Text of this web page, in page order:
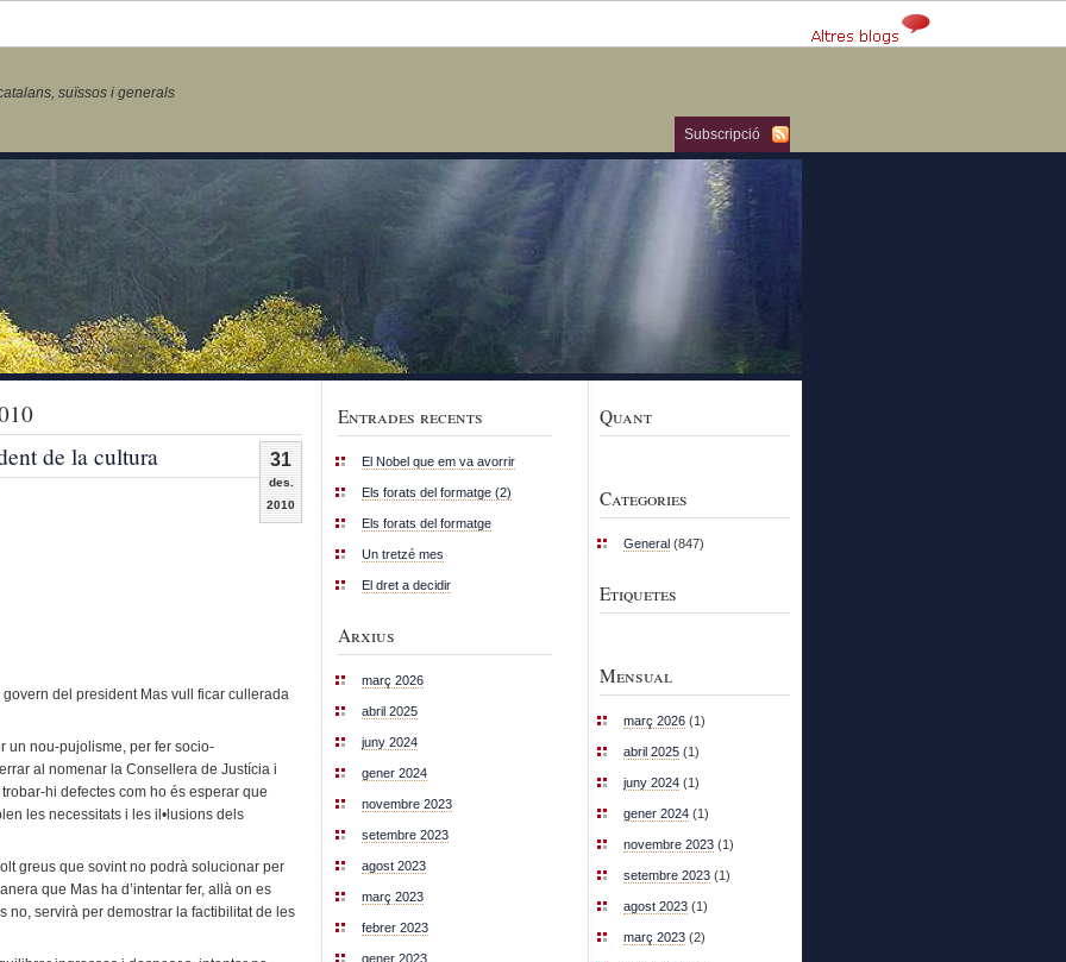
suïssos i generals
Subscripció
31
des.
2010
de la cultura
del president Mas vull ficar cullerada
un nou-pujolisme, per fer socio-
al nomenar la Consellera de Justícia i
hi defectes com ho és esperar que
les necessitats i les il•lusions dels
greus que sovint no podrà solucionar per
que Mas ha d’intentar fer, allà on es
no, servirà per demostrar la factibilitat de les
Entrades recents
El Nobel que em va avorrir
Els forats del formatge (2)
Els forats del formatge
Un tretzé mes
El dret a decidir
Arxius
març 2026
abril 2025
juny 2024
gener 2024
novembre 2023
setembre 2023
agost 2023
març 2023
febrer 2023
gener 2023
Quant
Categories
General (847)
Etiquetes
Mensual
març 2026 (1)
abril 2025 (1)
juny 2024 (1)
gener 2024 (1)
novembre 2023 (1)
setembre 2023 (1)
agost 2023 (1)
març 2023 (2)